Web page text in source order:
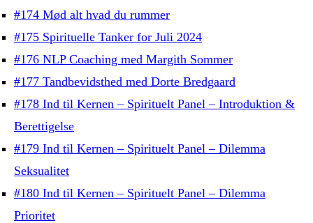
#174 Mød alt hvad du rummer
#175 Spirituelle Tanker for Juli 2024
#176 NLP Coaching med Margith Sommer
#177 Tandbevidsthed med Dorte Bredgaard
#178 Ind til Kernen – Spirituelt Panel – Introduktion &
Berettigelse
#179 Ind til Kernen – Spirituelt Panel – Dilemma
Seksualitet
#180 Ind til Kernen – Spirituelt Panel – Dilemma
Prioritet